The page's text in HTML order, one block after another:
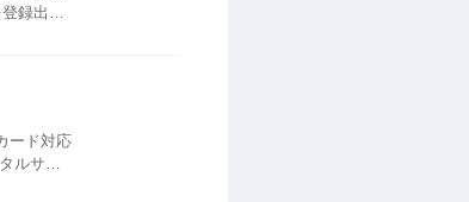
ード対応
ルサイ